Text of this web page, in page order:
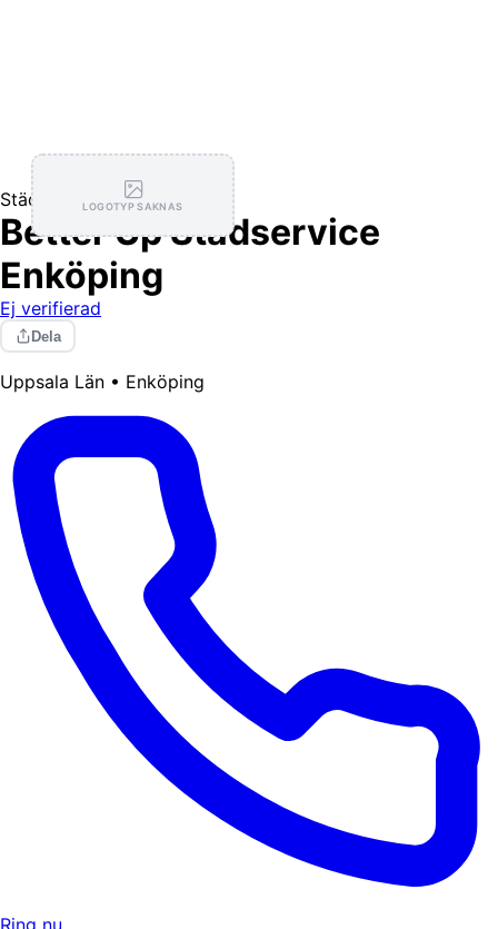
LOGOTYP SAKNAS
Städning
Better Up Städservice
Enköping
Ej verifierad
Dela
Uppsala Län • Enköping
Ring nu